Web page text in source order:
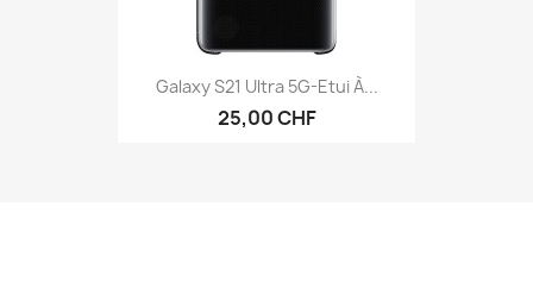
Galaxy S21 Ultra 5G-Etui À...
25,00 CHF